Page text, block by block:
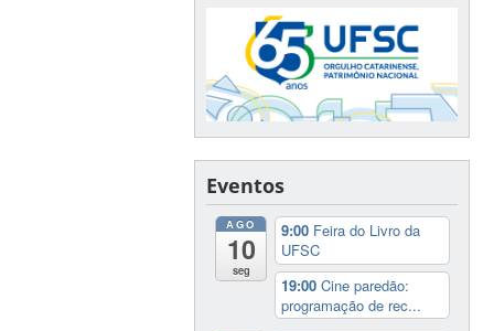
Eventos
AGO
10
seg
9:00 Feira do Livro da
UFSC
19:00Cine paredão:
programação de rec...